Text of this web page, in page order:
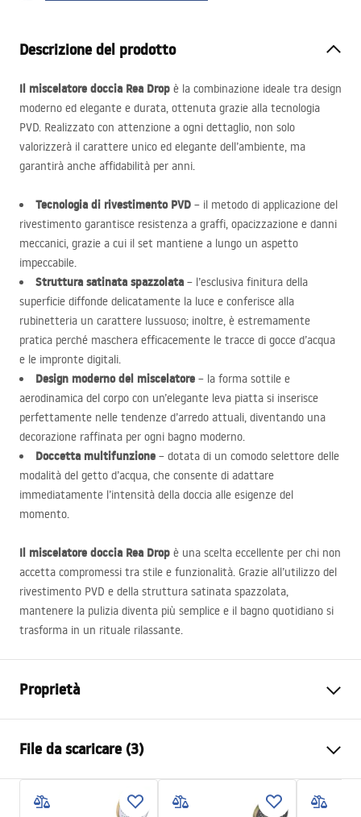
Descrizione del prodotto
Il miscelatore doccia Rea Drop è la combinazione ideale tra design
moderno ed elegante e durata, ottenuta grazie alla tecnologia
PVD. Realizzato con attenzione a ogni dettaglio, non solo
valorizzerà il carattere unico ed elegante dell’ambiente, ma
garantirà anche affidabilità per anni.
Tecnologia di rivestimento PVD – il metodo di applicazione del
rivestimento garantisce resistenza a graffi, opacizzazione e danni
meccanici, grazie a cui il set mantiene a lungo un aspetto
impeccabile.
Struttura satinata spazzolata – l’esclusiva finitura della
superficie diffonde delicatamente la luce e conferisce alla
rubinetteria un carattere lussuoso; inoltre, è estremamente
pratica perché maschera efficacemente le tracce di gocce d’acqua
e le impronte digitali.
Design moderno del miscelatore – la forma sottile e
aerodinamica del corpo con un’elegante leva piatta si inserisce
perfettamente nelle tendenze d’arredo attuali, diventando una
decorazione raffinata per ogni bagno moderno.
Doccetta multifunzione – dotata di un comodo selettore delle
modalità del getto d’acqua, che consente di adattare
immediatamente l’intensità della doccia alle esigenze del
momento.
Il miscelatore doccia Rea Drop è una scelta eccellente per chi non
accetta compromessi tra stile e funzionalità. Grazie all’utilizzo del
rivestimento PVD e della struttura satinata spazzolata,
mantenere la pulizia diventa più semplice e il bagno quotidiano si
trasforma in un rituale rilassante.
Proprietà
Metodo di installazione
Colore
Oro spazzolato
Materiale
Ottone, ABS
File da scaricare (3)
Istruzioni di montaggio